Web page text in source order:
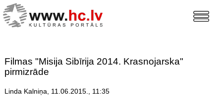
Filmas "Misija Sibīrija 2014. Krasnojarska"
pirmizrāde
Linda Kalniņa, 11.06.2015., 11:35